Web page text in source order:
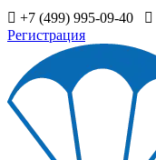
+7 (499) 995-09-40
Регистрация